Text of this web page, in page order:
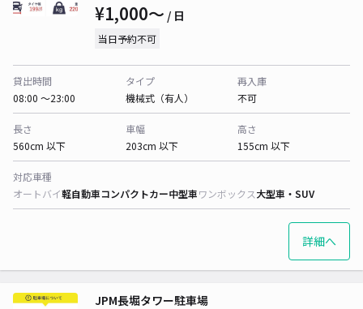
¥1,000〜 / 日
当日予約不可
貸出時間
08:00 〜23:00
タイプ
機械式（有人）
再入庫
不可
長さ
560cm 以下
車幅
203cm 以下
高さ
155cm 以下
対応車種
オートバイ軽自動車コンパクトカー中型車ワンボックス大型車・SUV
詳細へ
JPM長堀タワー駐車場